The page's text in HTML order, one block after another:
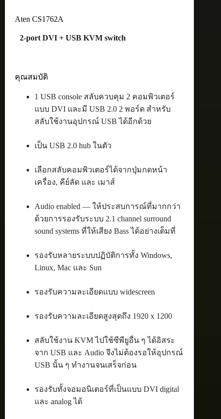
Aten CS1762A
2-port DVI + USB KVM switch
คุณสมบัติ
1 USB console สลับควบคุม 2 คอมพิวเตอร์
แบบ DVI และมี USB 2.0 2 พอร์ต สำหรับ
สลับใช้งานอุปกรณ์ USB ได้อีกด้วย
เป็น USB 2.0 hub ในตัว
เลือกสลับคอมพิวเตอร์ได้จากปุ่มกดหน้า
เครื่อง, คีย์ลัด และ เมาส์
Audio enabled — ให้ประสบการณ์ที่มากกว่า
ด้วยการรองรับระบบ 2.1 channel surround
sound systems ที่ให้เสียง Bass ได้อย่างเต็มที่
รองรับหลายระบบปฏิบัติการทั้ง Windows,
Linux, Mac และ Sun
รองรับความละเอียดแบบ widescreen
รองรับความละเอียดสูงสุดถึง 1920 x 1200
สลับใช้งาน KVM ไปใช้ซีพียูอื่น ๆ ได้อิสระ
จาก USB และ Audio จึงไม่ต้องรอให้อุปกรณ์
USB นั้น ๆ ทำงานจนเสร็จก่อน
รองรับทั้งจอมอนิเตอร์ที่เป็นแบบ DVI digital
และ analog ได้